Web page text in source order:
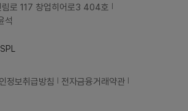
로 117 창업히어로3 404호
석
정보취급방침
전자금융거래약관